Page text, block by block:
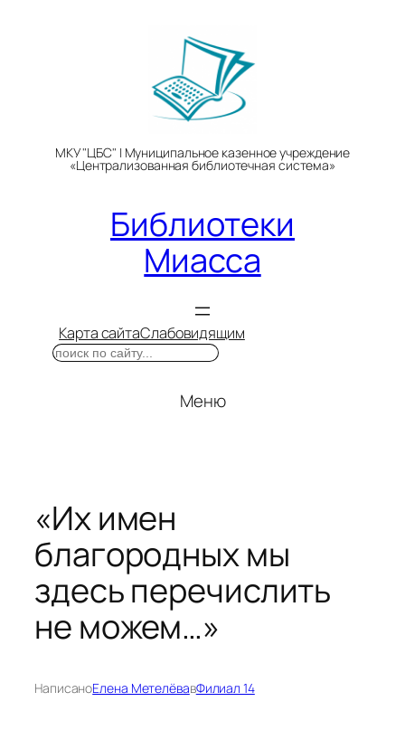
МКУ "ЦБС" | Муниципальное казенное учреждение
«Централизованная библиотечная система»
Библиотеки
Миасса
Карта сайтаСлабовидящим
Поиск
Меню
«Их имен
благородных мы
здесь перечислить
не можем…»
НаписаноЕлена МетелёвавФилиал 14